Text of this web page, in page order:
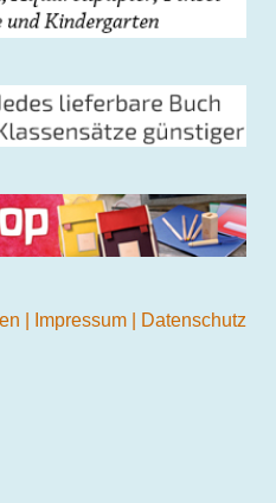
Impressum Datenschutz